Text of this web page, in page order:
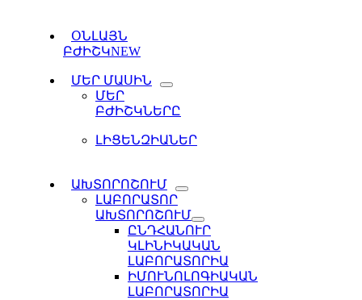
ՕՆԼԱՅՆ
ԲԺԻՇԿNEW
ՄԵՐ ՄԱՍԻՆ
ՄԵՐ
ԲԺԻՇԿՆԵՐԸ
ԼԻՑԵՆԶԻԱՆԵՐ
ԱԽՏՈՐՈՇՈՒՄ
ԼԱԲՈՐԱՏՈՐ
ԱԽՏՈՐՈՇՈՒՄ
ԸՆԴՀԱՆՈՒՐ
ԿԼԻՆԻԿԱԿԱՆ
ԼԱԲՈՐԱՏՈՐԻԱ
ԻՄՈՒՆՈԼՈԳԻԱԿԱՆ
ԼԱԲՈՐԱՏՈՐԻԱ